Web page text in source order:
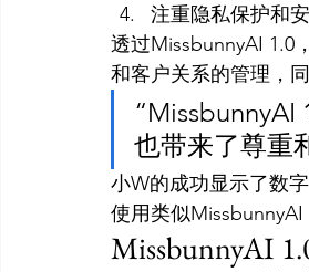
注重隐私保护和
透过MissbunnyAI 1.0
和客户关系的管理，
也带来了尊重
小W的成功显示了数
使用类似
MissbunnyAI